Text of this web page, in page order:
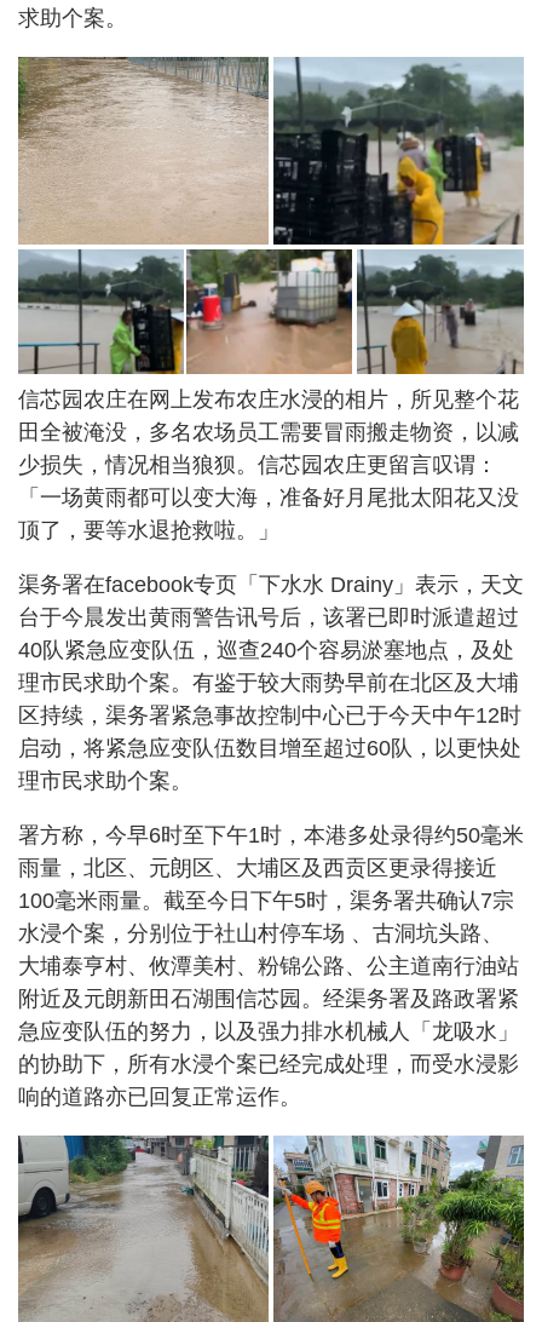
求助个案。
信芯园农庄在网上发布农庄水浸的相片，所见整个花
田全被淹没，多名农场员工需要冒雨搬走物资，以减
少损失，情况相当狼狈。信芯园农庄更留言叹谓：
「一场黄雨都可以变大海，准备好月尾批太阳花又没
顶了，要等水退抢救啦。」
渠务署在facebook专页「下水水 Drainy」表示，天文
台于今晨发出黄雨警告讯号后，该署已即时派遣超过
40队紧急应变队伍，巡查240个容易淤塞地点，及处
理市民求助个案。有鉴于较大雨势早前在北区及大埔
区持续，渠务署紧急事故控制中心已于今天中午12时
启动，将紧急应变队伍数目增至超过60队，以更快处
理市民求助个案。
署方称，今早6时至下午1时，本港多处录得约50毫米
雨量，北区、元朗区、大埔区及西贡区更录得接近
100毫米雨量。截至今日下午5时，渠务署共确认7宗
水浸个案，分别位于社山村停车场 、古洞坑头路、
大埔泰亨村、攸潭美村、粉锦公路、公主道南行油站
附近及元朗新田石湖围信芯园。经渠务署及路政署紧
急应变队伍的努力，以及强力排水机械人「龙吸水」
的协助下，所有水浸个案已经完成处理，而受水浸影
响的道路亦已回复正常运作。